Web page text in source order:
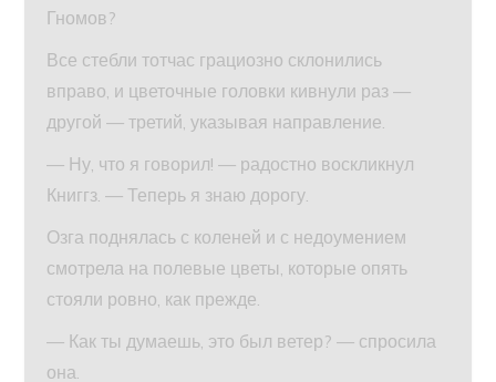
Гномов?
Все стебли тотчас грациозно склонились
вправо, и цветочные головки кивнули раз —
другой — третий, указывая направление.
— Ну, что я говорил! — радостно воскликнул
Книггз. — Теперь я знаю дорогу.
Озга поднялась с коленей и с недоумением
смотрела на полевые цветы, которые опять
стояли ровно, как прежде.
— Как ты думаешь, это был ветер? — спросила
она.